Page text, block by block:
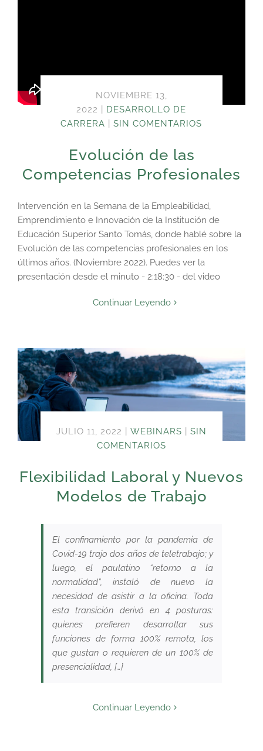
NOVIEMBRE 13,
2022
DESARROLLO DE
CARRERA
SIN COMENTARIOS
Evolución de las
Competencias Profesionales
Intervención en la Semana de la Empleabilidad,
Emprendimiento e Innovación de la Institución de
Educación Superior Santo Tomás, donde hablé sobre la
Evolución de las competencias profesionales en los
últimos años. (Noviembre 2022). Puedes ver la
presentación desde el minuto - 2:18:30 - del video
Continuar Leyendo
JULIO 11, 2022 WEBINARS
SIN
COMENTARIOS
Flexibilidad Laboral y Nuevos
Modelos de Trabajo
El confinamiento por la pandemia de
Covid-19 trajo dos años de teletrabajo; y
luego, el paulatino “retorno a la
normalidad”, instaló de nuevo la
necesidad de asistir a la oficina. Toda
esta transición derivó en 4 posturas:
quienes prefieren desarrollar sus
funciones de forma 100% remota, los
que gustan o requieren de un 100% de
presencialidad, […]
Continuar Leyendo